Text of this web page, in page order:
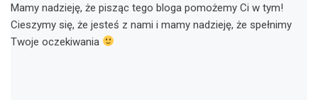
Mamy nadzieję, że pisząc tego bloga pomożemy Ci w tym!
Cieszymy się, że jesteś z nami i mamy nadzieję, że spełnimy
Twoje oczekiwania